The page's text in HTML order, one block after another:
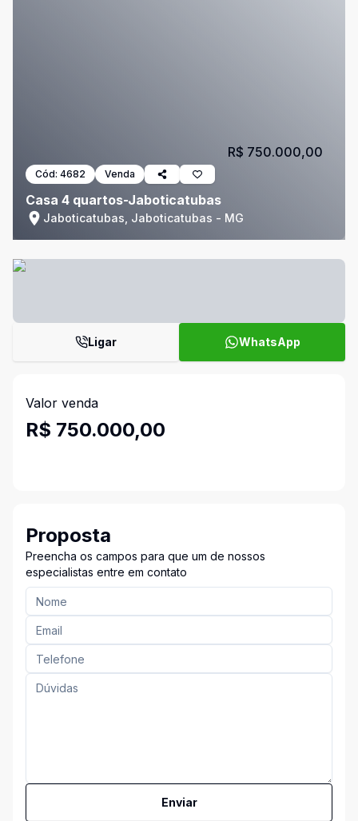
Cód: 4682 Venda
Casa 4 quartos-Jaboticatubas
Jaboticatubas, Jaboticatubas - MG
R$ 750.000,00
Ligar WhatsApp
Valor venda
R$ 750.000,00
Proposta
Preencha os campos para que um de nossos
especialistas entre em contato
Enviar